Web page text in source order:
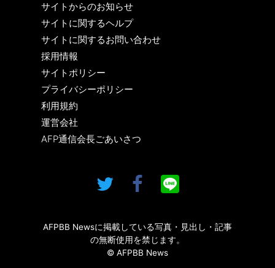
サイトからのお知らせ
サイトに関するヘルプ
サイトに関するお問い合わせ
採用情報
サイトポリシー
プライバシーポリシー
利用規約
運営会社
AFP通信会長ごあいさつ
AFPBB Newsに掲載している写真・見出し・記事
の無断使用を禁じます。
© AFPBB News